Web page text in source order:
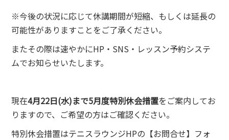
※今後の状況に応じて休講期間が短縮、もしくは延長の
可能性がありますことをご了承ください。
またその際は速やかにHP・SNS・レッスン予約システ
ムでお知らせいたします。
現在4月22日(水)まで5月度特別休会措置をご案内してお
りますので、ご希望の方はご確認ください。
特別休会措置はテニスラウンジHPの【お問合せ】フォ